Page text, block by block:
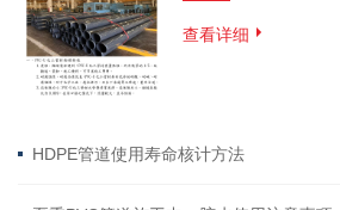
查看详细
HDPE管道使用寿命核计方法